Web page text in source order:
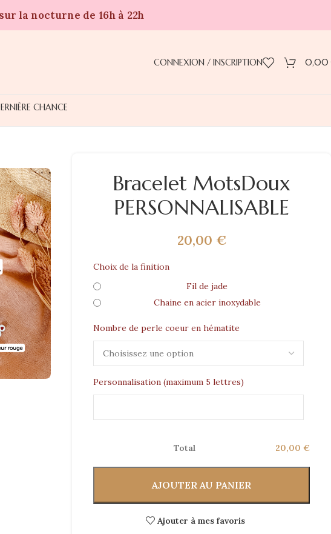
la nocturne de 16h à 22h
CONNEXION / INSCRIPTION 0,00
CHANCE
Bracelet MotsDoux
PERSONNALISABLE
20,00 €
Choix de la finition
Fil de jade
Chaine en acier inoxydable
Nombre de perle coeur en hématite
Personnalisation (maximum 5 lettres)
Total 20,00 €
AJOUTER AU PANIER
Ajouter à mes favoris